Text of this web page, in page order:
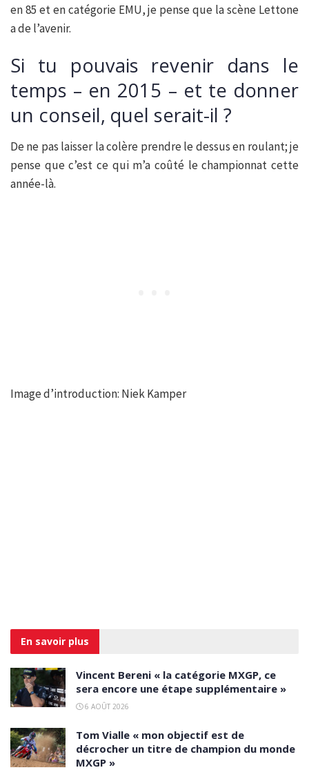
en 85 et en catégorie EMU, je pense que la scène Lettone
a de l’avenir.
Si tu pouvais revenir dans le
temps – en 2015 – et te donner
un conseil, quel serait-il ?
De ne pas laisser la colère prendre le dessus en roulant; je
pense que c’est ce qui m’a coûté le championnat cette
année-là.
Image d’introduction: Niek Kamper
En savoir plus
Vincent Bereni « la catégorie MXGP, ce
sera encore une étape supplémentaire »
6 AOÛT 2026
Tom Vialle « mon objectif est de
décrocher un titre de champion du monde
MXGP »